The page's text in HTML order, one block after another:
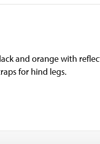
and orange with
for hind legs.